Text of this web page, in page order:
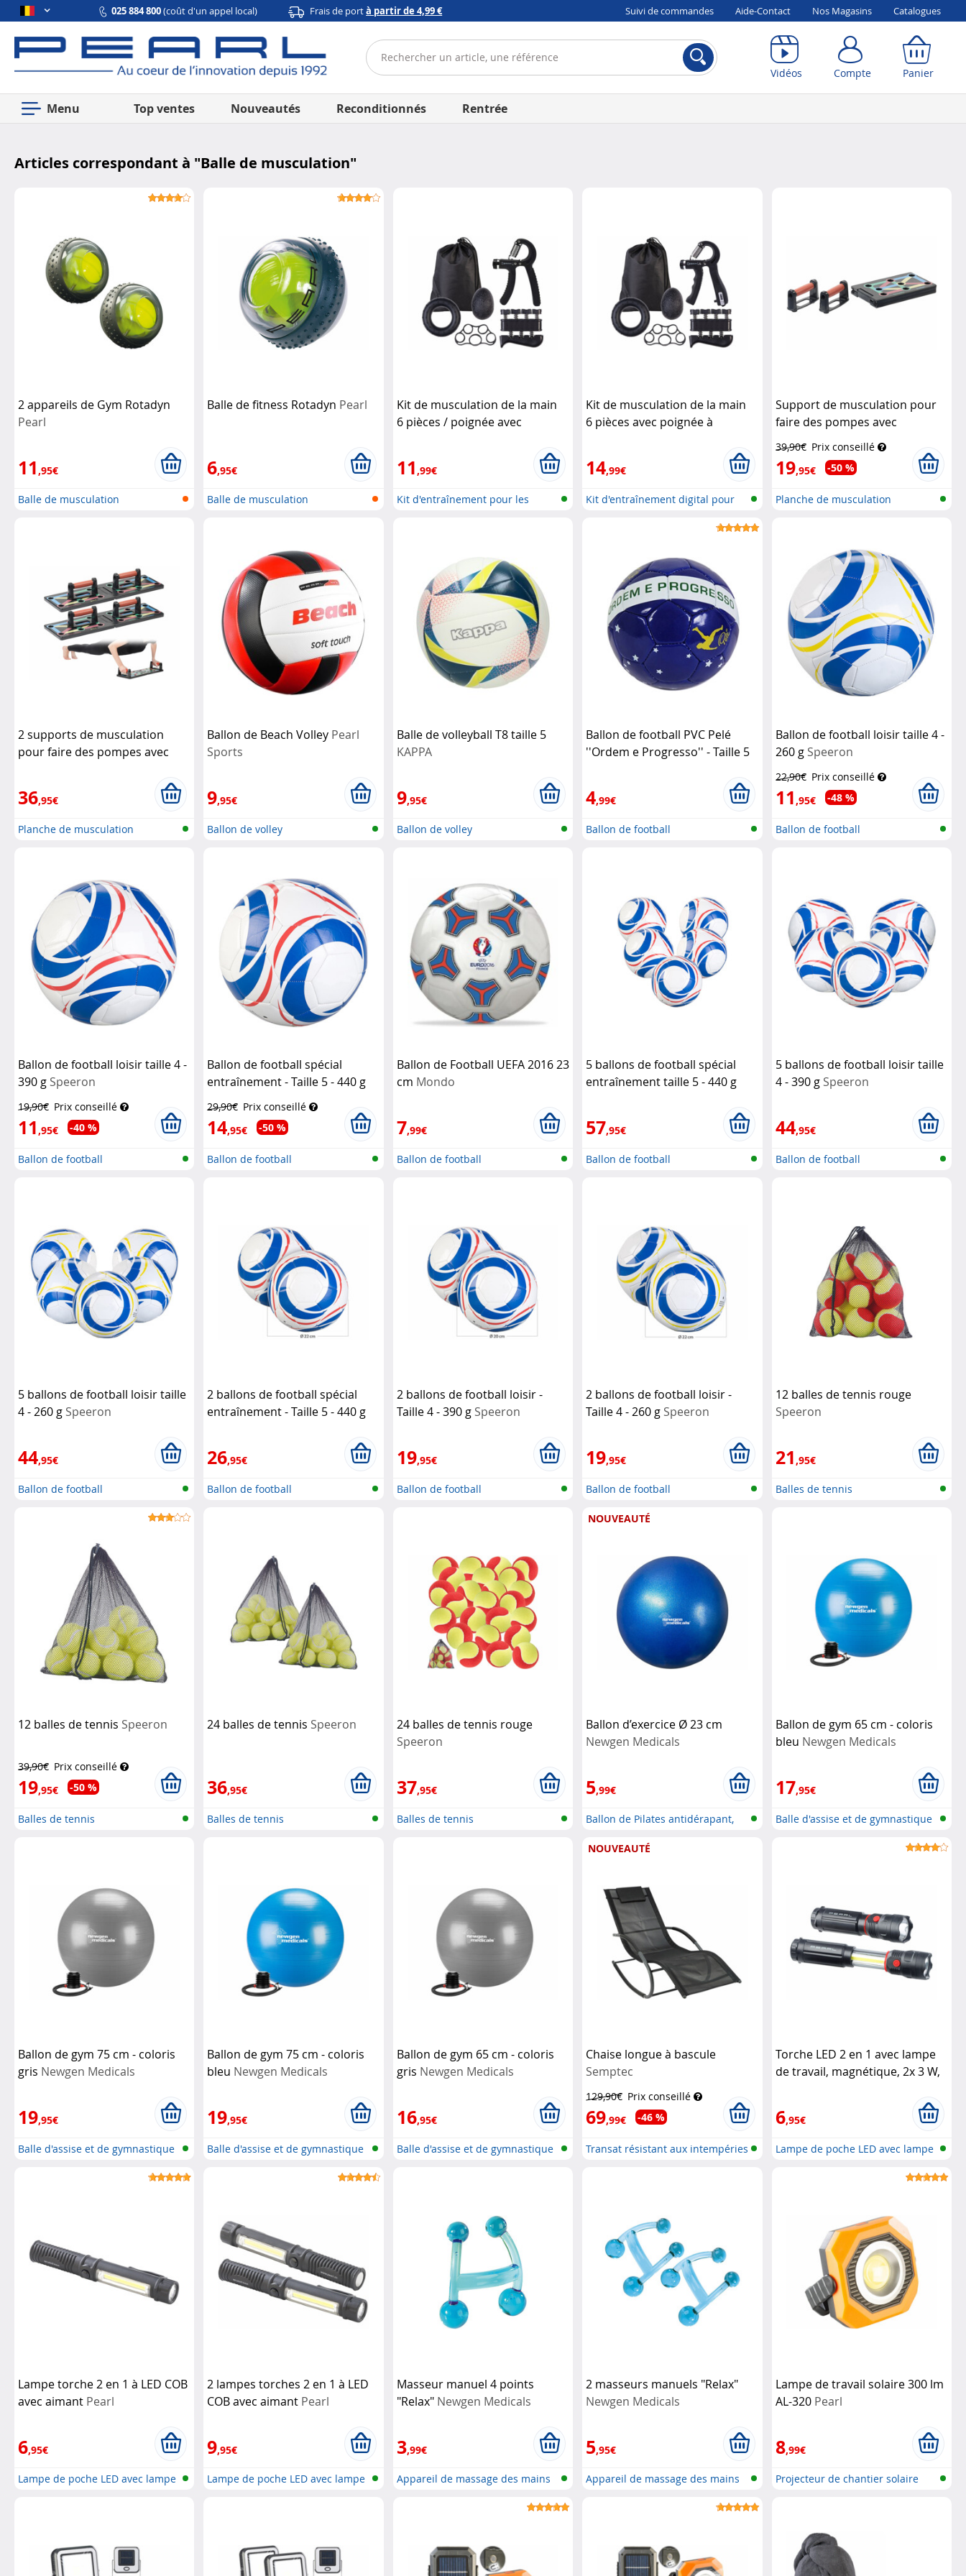
025 884 800(coût d'un appel local) Frais de portà partir de 4,99 € Suivi de commandes Aide-Contact Nos Magasins Catalogues
Vidéos Compte Panier
Menu Top ventes Nouveautés Reconditionnés Rentrée
Articles correspondant à "Balle de musculation"
2 appareils de Gym Rotadyn
Pearl
11,95€
Balle de musculation
Balle de fitness Rotadyn Pearl
6,95€
Balle de musculation
Kit de musculation de la main
6 pièces / poignée avec
11,99€
Kit d'entraînement pour les
Kit de musculation de la main
6 pièces avec poignée à
14,99€
Kit d'entraînement digital pour
Support de musculation pour
faire des pompes avec
poignées amovibles
Medicals
39,90€ Prix conseillé
19,95€ -50 %
Planche de musculation
2 supports de musculation
pour faire des pompes avec
36,95€
Planche de musculation
Ballon de Beach Volley Pearl
Sports
9,95€
Ballon de volley
Balle de volleyball T8 taille 5
KAPPA
9,95€
Ballon de volley
Ballon de football PVC Pelé
''Ordem e Progresso'' - Taille 5
4,99€
Ballon de football
Ballon de football loisir taille 4 -
260 g Speeron
22,90€ Prix conseillé
11,95€ -48 %
Ballon de football
Ballon de football loisir taille 4 -
390 g Speeron
19,90€ Prix conseillé
11,95€ -40 %
Ballon de football
Ballon de football spécial
entraînement - Taille 5 - 440 g
29,90€ Prix conseillé
14,95€ -50 %
Ballon de football
Ballon de Football UEFA 2016 23
cm Mondo
7,99€
Ballon de football
5 ballons de football spécial
entraînement taille 5 - 440 g
57,95€
Ballon de football
5 ballons de football loisir taille
4 - 390 g Speeron
44,95€
Ballon de football
5 ballons de football loisir taille
4 - 260 g Speeron
44,95€
Ballon de football
2 ballons de football spécial
entraînement - Taille 5 - 440 g
26,95€
Ballon de football
2 ballons de football loisir -
Taille 4 - 390 g Speeron
19,95€
Ballon de football
2 ballons de football loisir -
Taille 4 - 260 g Speeron
19,95€
Ballon de football
12 balles de tennis rouge
Speeron
21,95€
Balles de tennis
12 balles de tennis Speeron
39,90€ Prix conseillé
19,95€ -50 %
Balles de tennis
24 balles de tennis Speeron
36,95€
Balles de tennis
24 balles de tennis rouge
Speeron
37,95€
Balles de tennis
NOUVEAUTÉ
Ballon d’exercice Ø 23 cm
Newgen Medicals
5,99€
Ballon de Pilates antidérapant,
Ballon de gym 65 cm - coloris
bleu Newgen Medicals
17,95€
Balle d'assise et de gymnastique
Ballon de gym 75 cm - coloris
gris Newgen Medicals
19,95€
Balle d'assise et de gymnastique
Ballon de gym 75 cm - coloris
bleu Newgen Medicals
19,95€
Balle d'assise et de gymnastique
Ballon de gym 65 cm - coloris
gris Newgen Medicals
16,95€
Balle d'assise et de gymnastique
NOUVEAUTÉ
Chaise longue à bascule
Semptec
129,90€ Prix conseillé
69,99€ -46 %
Transat résistant aux intempéries
Torche LED 2 en 1 avec lampe
de travail, magnétique, 2x 3 W,
6,95€
Lampe de poche LED avec lampe
Lampe torche 2 en 1 à LED COB
avec aimant Pearl
6,95€
Lampe de poche LED avec lampe
2 lampes torches 2 en 1 à LED
COB avec aimant Pearl
9,95€
Lampe de poche LED avec lampe
Masseur manuel 4 points
"Relax" Newgen Medicals
3,99€
Appareil de massage des mains
2 masseurs manuels "Relax"
Newgen Medicals
5,95€
Appareil de massage des mains
Lampe de travail solaire 300 lm
AL-320 Pearl
8,99€
Projecteur de chantier solaire
Compte Panier